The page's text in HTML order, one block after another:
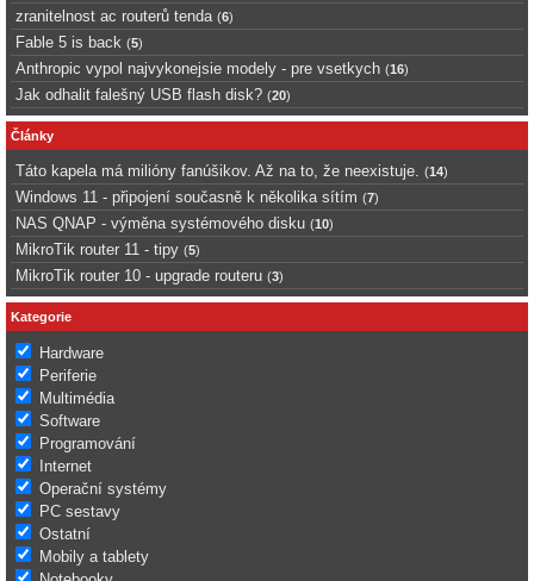
zranitelnost ac routerů tenda (6)
Fable 5 is back (5)
Anthropic vypol najvykonejsie modely - pre vsetkych (16)
Jak odhalit falešný USB flash disk? (20)
Články
Táto kapela má milióny fanúšikov. Až na to, že neexistuje. (14)
Windows 11 - připojení současně k několika sítím (7)
NAS QNAP - výměna systémového disku (10)
MikroTik router 11 - tipy (5)
MikroTik router 10 - upgrade routeru (3)
Kategorie
Hardware
Periferie
Multimédia
Software
Programování
Internet
Operační systémy
PC sestavy
Ostatní
Mobily a tablety